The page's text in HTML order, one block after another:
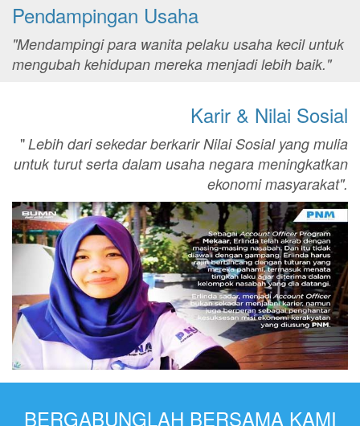
Pendampingan Usaha
"Mendampingi para wanita pelaku usaha kecil untuk
mengubah kehidupan mereka menjadi lebih baik."
Karir & Nilai Sosial
"Lebih dari sekedar berkarir Nilai Sosial yang mulia
untuk turut serta dalam usaha negara meningkatkan
ekonomi masyarakat".
BERGABUNGLAH BERSAMA KAMI